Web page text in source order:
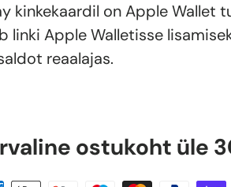
kinkekaardil on Apple Wallet
linki Apple Walletisse
reaalajas.
ostukoht üle